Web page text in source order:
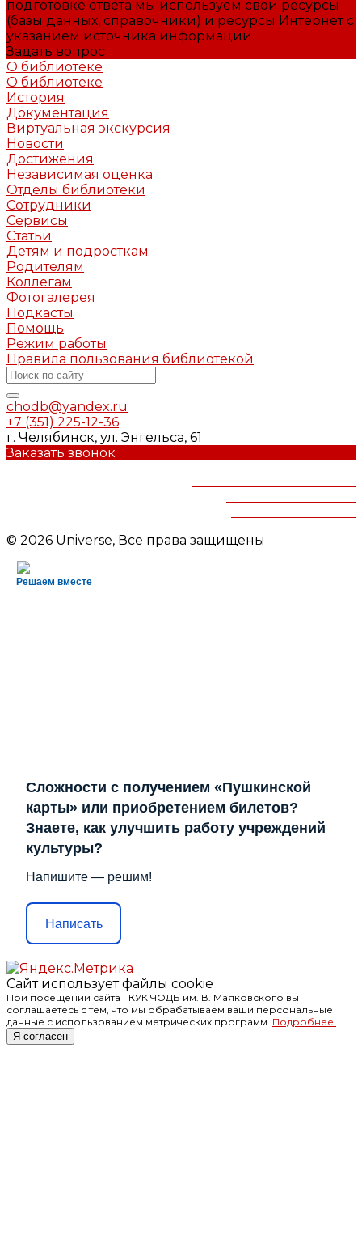
подготовке ответа мы используем свои ресурсы
(базы данных, справочники) и ресурсы Интернет с
указанием источника информации.
Задать вопрос
О библиотеке
О библиотеке
История
Документация
Виртуальная экскурсия
Новости
Достижения
Независимая оценка
Отделы библиотеки
Сотрудники
Сервисы
Статьи
Детям и подросткам
Родителям
Коллегам
Фотогалерея
Подкасты
Помощь
Режим работы
Правила пользования библиотекой
chodb@yandex.ru
+7 (351) 225-12-36
г. Челябинск, ул. Энгельса, 61
Заказать звонок
© 2026 Universe, Все права защищены
Решаем вместе
Сложности с получением «Пушкинской
карты» или приобретением билетов?
Знаете, как улучшить работу учреждений
культуры?
Напишите — решим!
Написать
Сайт использует файлы cookie
При посещении сайта ГКУК ЧОДБ им. В. Маяковского вы
соглашаетесь с тем, что мы обрабатываем ваши персональные
данные с использованием метрических программ. Подробнее.
Я согласен